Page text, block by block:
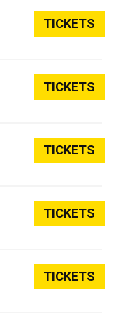
TICKETS
TICKETS
TICKETS
TICKETS
TICKETS